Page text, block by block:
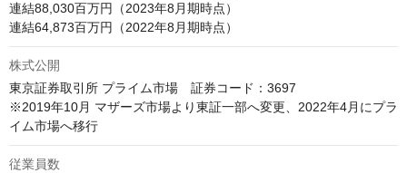
連結88,030百万円（2023年8月期時点）
連結64,873百万円（2022年8月期時点）
株式公開
東京証券取引所 プライム市場　証券コード：3697
※2019年10月 マザーズ市場より東証一部へ変更、2022年4月にプラ
イム市場へ移行
従業員数